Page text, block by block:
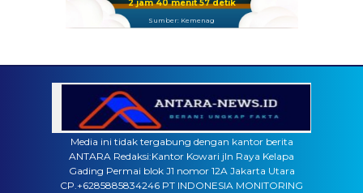
2 jam 40 menit 56 detik
Sumber: Kemenag
Media ini tidak tergabung dengan kantor berita
ANTARA Redaksi:Kantor Kowari jln Raya Kelapa
Gading Permai blok J1 nomor 12A Jakarta Utara
CP.+6285885834246 PT INDONESIA MONITORING